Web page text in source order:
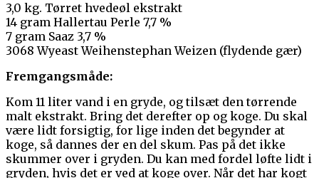
3,0 kg. Tørret hvedeøl ekstrakt
14 gram Hallertau Perle 7,7 %
7 gram Saaz 3,7 %
3068 Wyeast Weihenstephan Weizen (flydende gær)
Fremgangsmåde:
Kom 11 liter vand i en gryde, og tilsæt den tørrende
malt ekstrakt. Bring det derefter op og koge. Du skal
være lidt forsigtig, for lige inden det begynder at
koge, så dannes der en del skum. Pas på det ikke
skummer over i gryden. Du kan med fordel løfte lidt i
gryden, hvis det er ved at koge over. Når det har kogt